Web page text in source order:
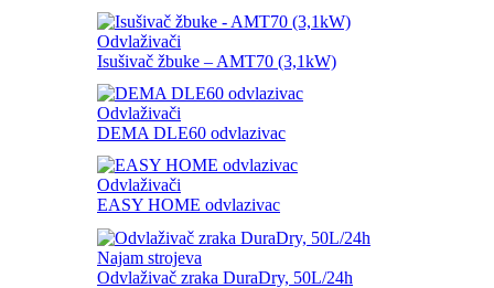
Odvlaživači
Isušivač žbuke – AMT70 (3,1kW)
Odvlaživači
DEMA DLE60 odvlazivac
Odvlaživači
EASY HOME odvlazivac
Najam strojeva
Odvlaživač zraka DuraDry, 50L/24h